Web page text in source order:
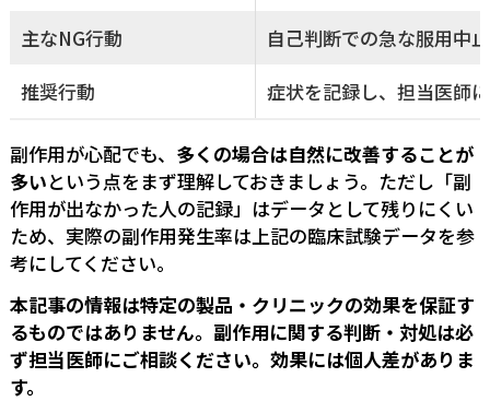
主なNG行動
自己判断での急な服用中止
推奨行動
症状を記録し、担当医師
副作用が心配でも、 多くの場合は自然に改善することが
多いという点をまず理解しておきましょう。ただし「副
作用が出なかった人の記録」はデータとして残りにくい
ため、実際の副作用発生率は上記の臨床試験データを参
考にしてください。
本記事の情報は特定の製品・クリニックの効果を保証す
るものではありません。副作用に関する判断・対処は必
ず担当医師にご相談ください。効果には個人差がありま
す。